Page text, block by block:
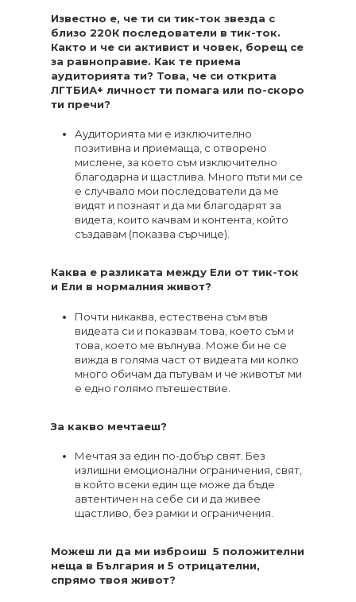
Известно е, че ти си тик-ток звезда с
близо 220К последователи в тик-ток.
Както и че си активист и човек, борещ се
за равноправие. Как те приема
аудиторията ти? Това, че си открита
ЛГТБИА+ личност ти помага или по-скоро
ти пречи?
Аудиторията ми е изключително
позитивна и приемаща, с отворено
мислене, за което съм изключително
благодарна и щастлива. Много пъти ми се
е случвало мои последователи да ме
видят и познаят и да ми благодарят за
видета, които качвам и контента, който
създавам (показва сърчице).
Каква е разликата между Ели от тик-ток
и Ели в нормалния живот?
Почти никаква, естествена съм във
видеата си и показвам това, което съм и
това, което ме вълнува. Може би не се
вижда в голяма част от видеата ми колко
много обичам да пътувам и че животът ми
е едно голямо пътешествие.
За какво мечтаеш?
Мечтая за един по-добър свят. Без
излишни емоционални ограничения, свят,
в който всеки един ще може да бъде
автентичен на себе си и да живее
щастливо, без рамки и ограничения.
Можеш ли да ми изброиш 5 положителни
неща в България и 5 отрицателни,
спрямо твоя живот?